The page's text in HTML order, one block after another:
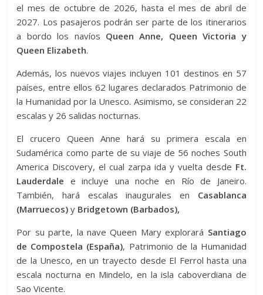
el mes de octubre de 2026, hasta el mes de abril de
2027. Los pasajeros podrán ser parte de los itinerarios
a bordo los navíos Queen Anne, Queen Victoria y
Queen Elizabeth.
Además, los nuevos viajes incluyen 101 destinos en 57
países, entre ellos 62 lugares declarados Patrimonio de
la Humanidad por la Unesco. Asimismo, se consideran 22
escalas y 26 salidas nocturnas.
El crucero Queen Anne hará su primera escala en
Sudamérica como parte de su viaje de 56 noches South
America Discovery, el cual zarpa ida y vuelta desde Ft.
Lauderdale e incluye una noche en Río de Janeiro.
También, hará escalas inaugurales en Casablanca
(Marruecos) y Bridgetown (Barbados),
Por su parte, la nave Queen Mary explorará Santiago
de Compostela (España), Patrimonio de la Humanidad
de la Unesco, en un trayecto desde El Ferrol hasta una
escala nocturna en Mindelo, en la isla caboverdiana de
Sao Vicente.